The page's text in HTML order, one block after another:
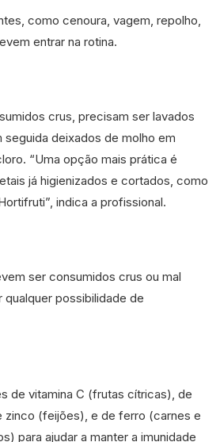
como cenoura, vagem, repolho,
entrar na rotina.
crus, precisam ser lavados
deixados de molho em
“Uma opção mais prática é
já higienizados e cortados, como
indica a profissional.
ser consumidos crus ou mal
qualquer possibilidade de
de vitamina C (frutas cítricas), de
zinco (feijões), e de ferro (carnes e
para ajudar a manter a imunidade